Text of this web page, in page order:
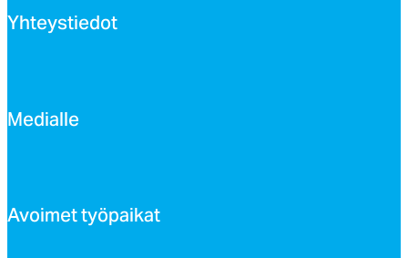
Yh­teys­tie­dot
Me­dial­le
Avoi­met työ­pai­kat